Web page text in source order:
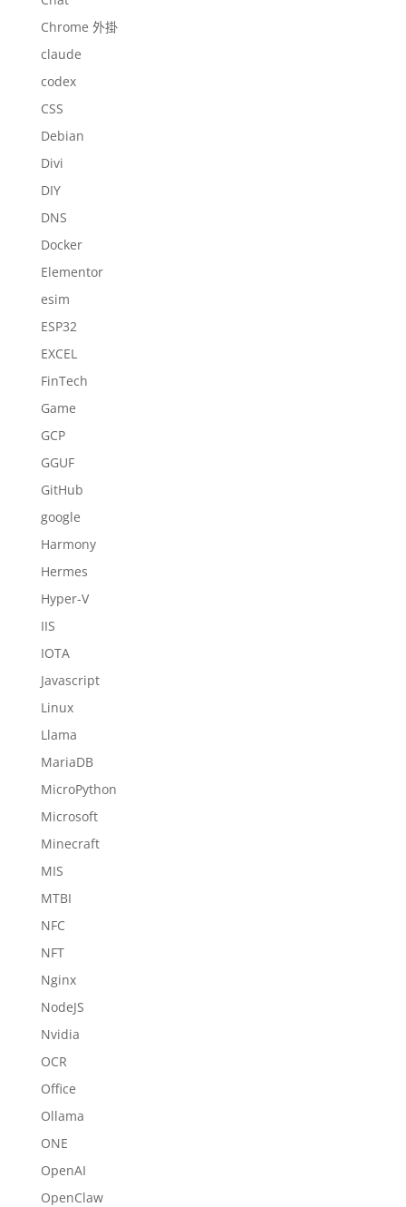
Chrome 外掛
claude
codex
CSS
Debian
Divi
DIY
DNS
Docker
Elementor
esim
ESP32
EXCEL
FinTech
Game
GCP
GGUF
GitHub
google
Harmony
Hermes
Hyper-V
IIS
IOTA
Javascript
Linux
Llama
MariaDB
MicroPython
Microsoft
Minecraft
MIS
MTBI
NFC
NFT
Nginx
NodeJS
Nvidia
OCR
Office
Ollama
ONE
OpenAI
OpenClaw